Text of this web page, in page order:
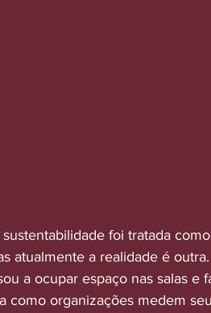
foi tratada
atualmente a realidade é
a ocupar espaço nas salas
como organizações medem